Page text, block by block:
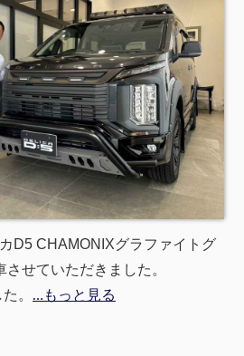
D5 CHAMONIXグラファイトグ
せていただきました。
。 …もっと見る